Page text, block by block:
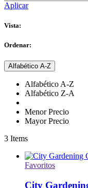
Aplicar
Vista:
Ordenar:
Alfabético A-Z
Alfabético A-Z
Alfabético Z-A
Menor Precio
Mayor Precio
3 Items
Favoritos
City